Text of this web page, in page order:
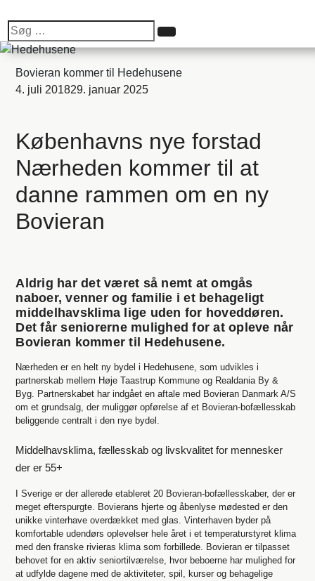
Søg
efter:
Søg
Bovieran kommer til Hedehusene
4. juli 201829. januar 2025
Københavns nye forstad
Nærheden kommer til at
danne rammen om en ny
Bovieran
Aldrig har det været så nemt at omgås
naboer, venner og familie i et behageligt
middelhavsklima lige uden for hoveddøren.
Det får seniorerne mulighed for at opleve når
Bovieran kommer til Hedehusene.
Nærheden er en helt ny bydel i Hedehusene, som udvikles i
partnerskab mellem Høje Taastrup Kommune og Realdania By &
Byg. Partnerskabet har indgået en aftale med Bovieran Danmark A/S
om et grundsalg, der muliggør opførelse af et Bovieran-bofællesskab
beliggende centralt i den nye bydel.
Middelhavsklima, fællesskab og livskvalitet for mennesker
der er 55+
I Sverige er der allerede etableret 20 Bovieran-bofællesskaber, der er
meget efterspurgte. Bovierans hjerte og åbenlyse mødested er den
unikke vinterhave overdækket med glas. Vinterhaven byder på
komfortable udendørs oplevelser hele året i et temperaturstyret klima
med den franske rivieras klima som forbillede. Bovieran er tilpasset
behovet for en aktiv seniortilværelse, hvor beboerne har mulighed for
at udfylde dagene med de aktiviteter, spil, kurser og behagelige